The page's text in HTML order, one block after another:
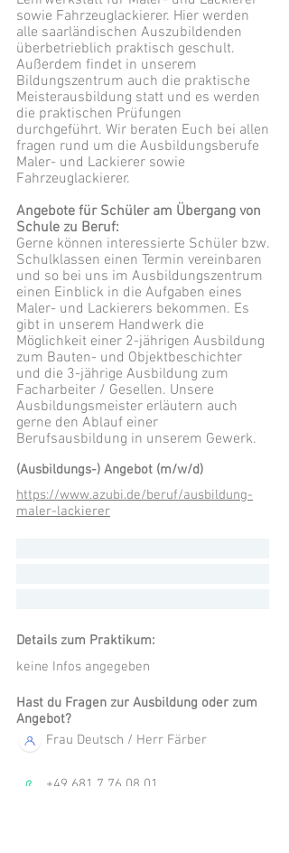
sowie Fahrzeuglackierer. Hier werden
alle saarländischen Auszubildenden
überbetrieblich praktisch geschult.
Außerdem findet in unserem
Bildungszentrum auch die praktische
Meisterausbildung statt und es werden
die praktischen Prüfungen
durchgeführt. Wir beraten Euch bei allen
fragen rund um die Ausbildungsberufe
Maler- und Lackierer sowie
Fahrzeuglackierer.
Angebote für Schüler am Übergang von
Schule zu Beruf:
Gerne können interessierte Schüler bzw.
Schulklassen einen Termin vereinbaren
und so bei uns im Ausbildungszentrum
einen Einblick in die Aufgaben eines
Maler- und Lackierers bekommen. Es
gibt in unserem Handwerk die
Möglichkeit einer 2-jährigen Ausbildung
zum Bauten- und Objektbeschichter
und die 3-jährige Ausbildung zum
Facharbeiter / Gesellen. Unsere
Ausbildungsmeister erläutern auch
gerne den Ablauf einer
Berufsausbildung in unserem Gewerk.
(Ausbildungs-) Angebot (m/w/d)
https://www.azubi.de/beruf/ausbildung-
maler-lackierer
Details zum Praktikum:
keine Infos angegeben
Hast du Fragen zur Ausbildung oder zum
Angebot?
Frau Deutsch / Herr Färber
+49 681 7 76 08 01